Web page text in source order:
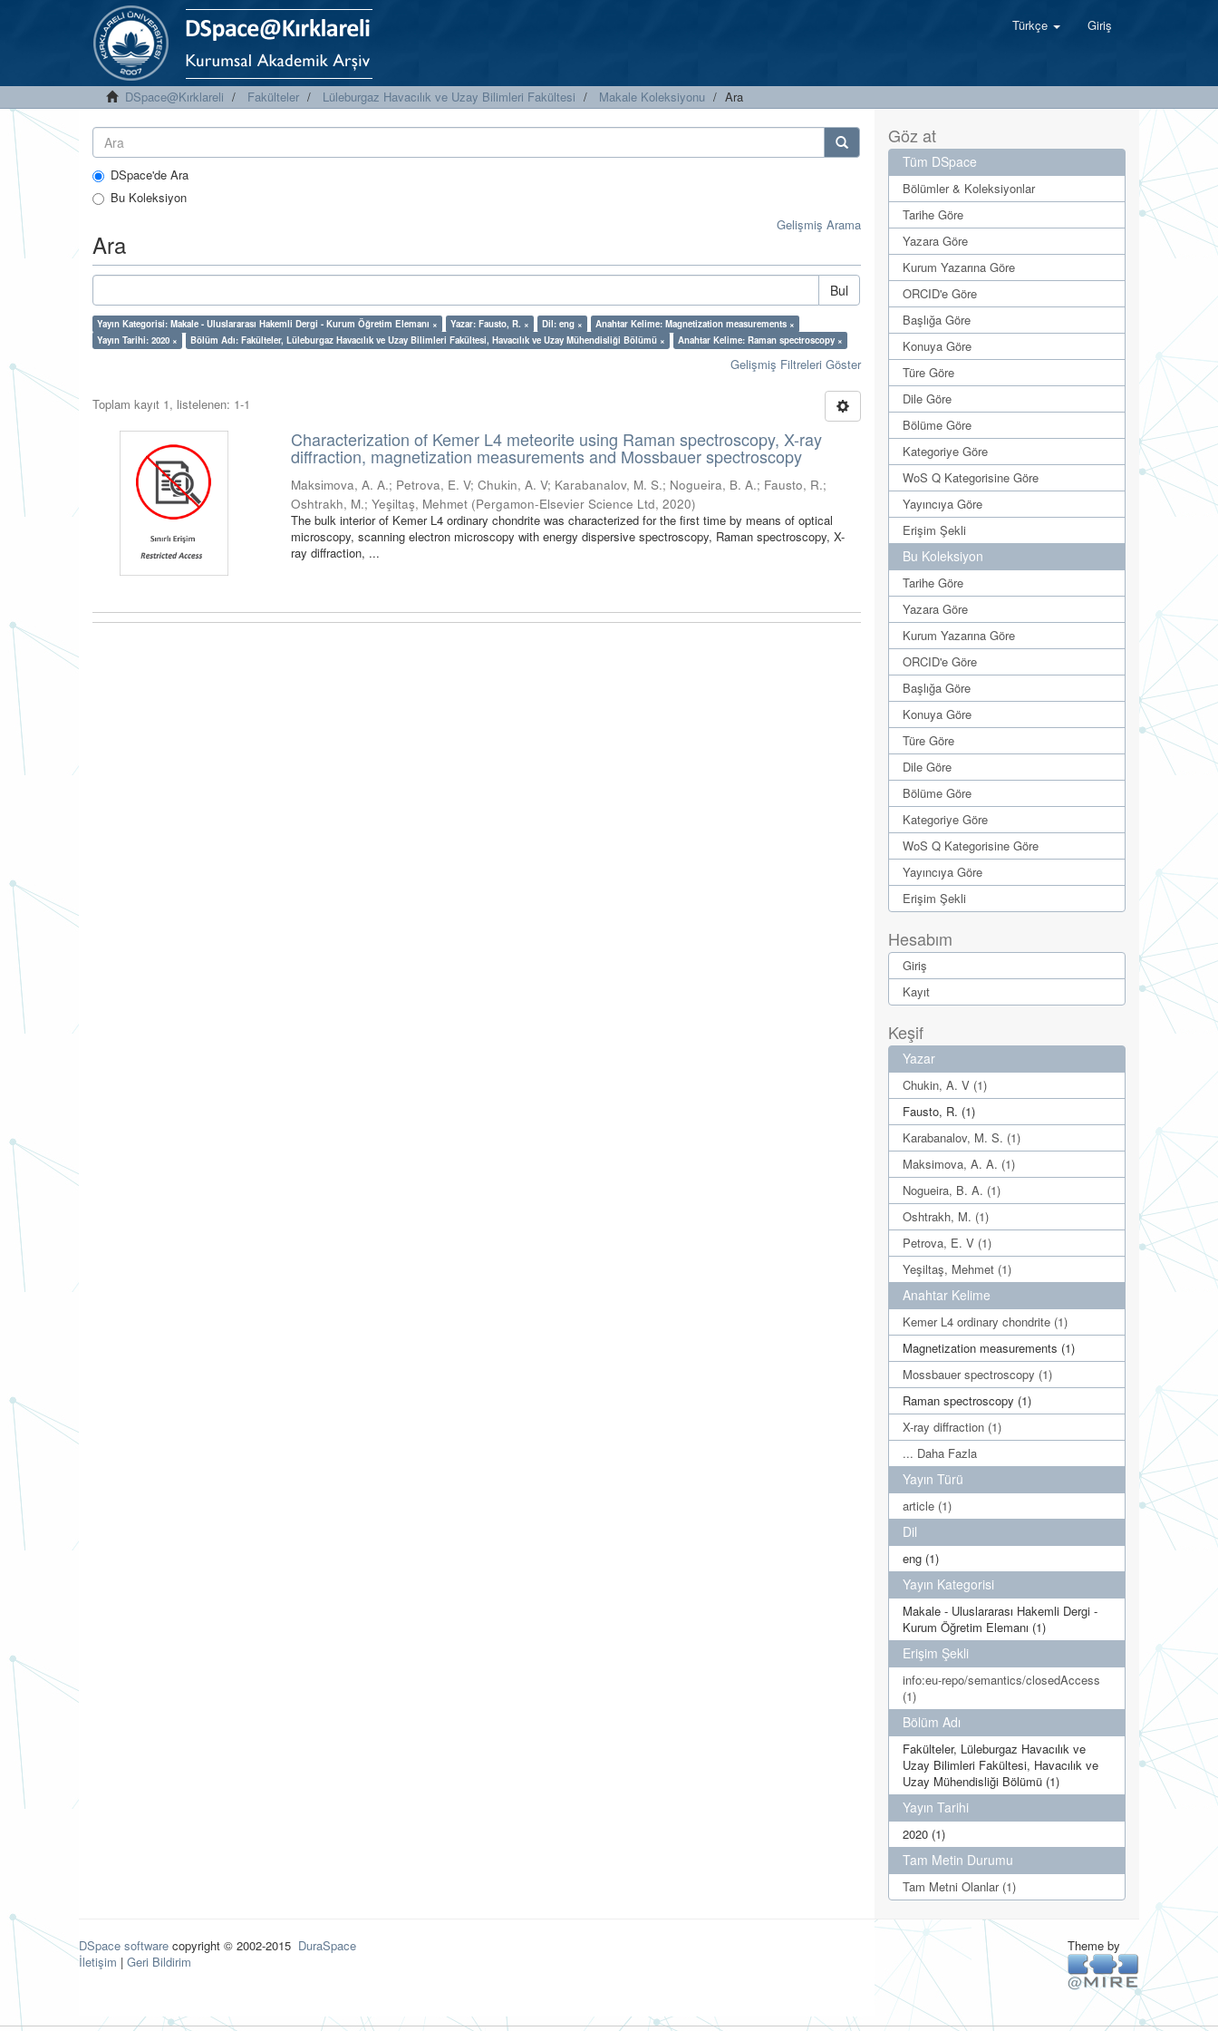
Türkçe Giriş
DSpace@Kırklareli Fakülteler Lüleburgaz Havacılık ve Uzay Bilimleri Fakültesi Makale Koleksiyonu Ara
DSpace'de Ara
Bu Koleksiyon
Gelişmiş Arama
Ara
Bul
Yayın Kategorisi: Makale - Uluslararası Hakemli Dergi - Kurum Öğretim Elemanı × Yazar: Fausto, R. × Dil: eng ×
Anahtar Kelime: Magnetization measurements ×
Yayın Tarihi: 2020 ×
Bölüm Adı: Fakülteler, Lüleburgaz Havacılık ve Uzay Bilimleri Fakültesi, Havacılık ve Uzay Mühendisliği Bölümü × Anahtar Kelime: Raman spectroscopy ×
Gelişmiş Filtreleri Göster
Toplam kayıt 1, listelenen: 1-1
Characterization of Kemer L4 meteorite using Raman spectroscopy, X-ray
diffraction, magnetization measurements and Mossbauer spectroscopy
Maksimova, A. A.; Petrova, E. V;Chukin, A. V; Karabanalov, M. S.; Nogueira, B. A.; Fausto, R.;
Oshtrakh, M.;Yeşiltaş, Mehmet (Pergamon-Elsevier Science Ltd,2020)
The bulk interior of Kemer L4 ordinary chondrite was characterized for the first time by means of optical
microscopy, scanning electron microscopy with energy dispersive spectroscopy, Raman spectroscopy, X-
ray diffraction, ...
Göz at
Tüm DSpace
Bölümler & Koleksiyonlar
Tarihe Göre
Yazara Göre
Kurum Yazarına Göre
ORCID'e Göre
Başlığa Göre
Konuya Göre
Türe Göre
Dile Göre
Bölüme Göre
Kategoriye Göre
WoS Q Kategorisine Göre
Yayıncıya Göre
Erişim Şekli
Bu Koleksiyon
Tarihe Göre
Yazara Göre
Kurum Yazarına Göre
ORCID'e Göre
Başlığa Göre
Konuya Göre
Türe Göre
Dile Göre
Bölüme Göre
Kategoriye Göre
WoS Q Kategorisine Göre
Yayıncıya Göre
Erişim Şekli
Hesabım
Giriş
Kayıt
Keşif
Yazar
Chukin, A. V (1)
Fausto, R. (1)
Karabanalov, M. S. (1)
Maksimova, A. A. (1)
Nogueira, B. A. (1)
Oshtrakh, M. (1)
Petrova, E. V (1)
Yeşiltaş, Mehmet (1)
Anahtar Kelime
Kemer L4 ordinary chondrite (1)
Magnetization measurements (1)
Mossbauer spectroscopy (1)
Raman spectroscopy (1)
X-ray diffraction (1)
... Daha Fazla
Yayın Türü
article (1)
Dil
eng (1)
Yayın Kategorisi
Makale - Uluslararası Hakemli Dergi -
Kurum Öğretim Elemanı (1)
Erişim Şekli
info:eu-repo/semantics/closedAccess
(1)
Bölüm Adı
Fakülteler, Lüleburgaz Havacılık ve
Uzay Bilimleri Fakültesi, Havacılık ve
Uzay Mühendisliği Bölümü (1)
Yayın Tarihi
2020 (1)
Tam Metin Durumu
Tam Metni Olanlar (1)
DSpace software copyright © 2002-2015 DuraSpace
İletişim | Geri Bildirim
Theme by